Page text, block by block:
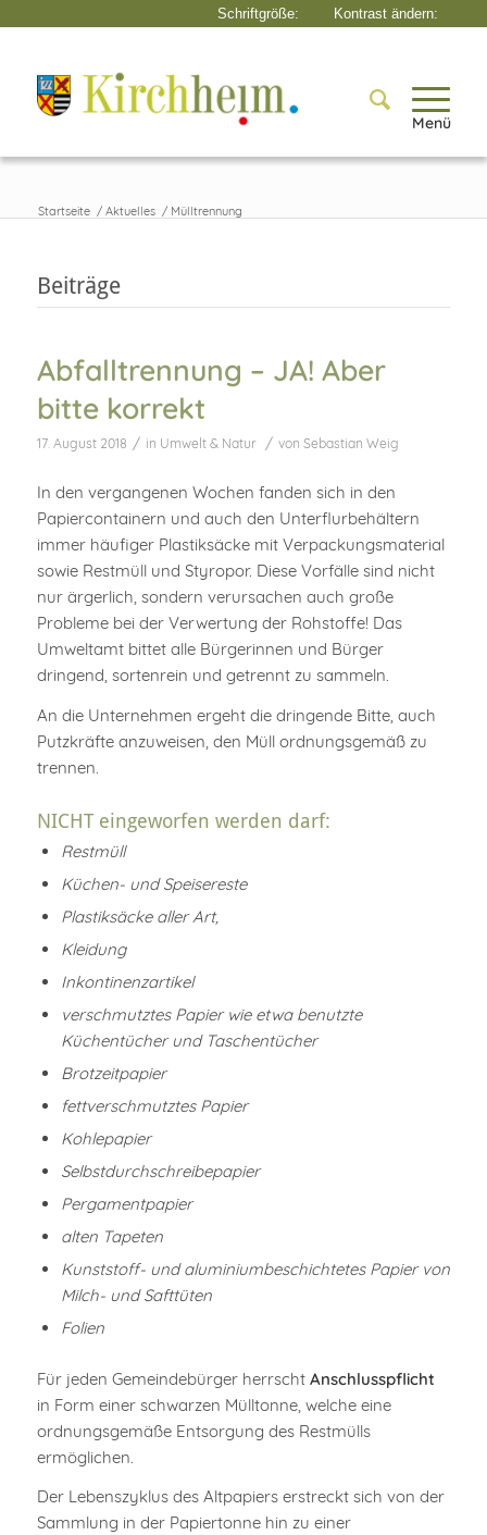
Menü
Startseite / Aktuelles / Mülltrennung
Beiträge
Abfalltrennung – JA! Aber
bitte korrekt
17. August 2018 / in Umwelt & Natur / von Sebastian Weig
In den vergangenen Wochen fanden sich in den
Papiercontainern und auch den Unterflurbehältern
immer häufiger Plastiksäcke mit Verpackungsmaterial
sowie Restmüll und Styropor. Diese Vorfälle sind nicht
nur ärgerlich, sondern verursachen auch große
Probleme bei der Verwertung der Rohstoffe! Das
Umweltamt bittet alle Bürgerinnen und Bürger
dringend, sortenrein und getrennt zu sammeln.
An die Unternehmen ergeht die dringende Bitte, auch
Putzkräfte anzuweisen, den Müll ordnungsgemäß zu
trennen.
NICHT eingeworfen werden darf:
Restmüll
Küchen- und Speisereste
Plastiksäcke aller Art,
Kleidung
Inkontinenzartikel
verschmutztes Papier wie etwa benutzte
Küchentücher und Taschentücher
Brotzeitpapier
fettverschmutztes Papier
Kohlepapier
Selbstdurchschreibepapier
Pergamentpapier
alten Tapeten
Kunststoff- und aluminiumbeschichtetes Papier von
Milch- und Safttüten
Folien
Für jeden Gemeindebürger herrscht Anschlusspflicht
in Form einer schwarzen Mülltonne, welche eine
ordnungsgemäße Entsorgung des Restmülls
ermöglichen.
Der Lebenszyklus des Altpapiers erstreckt sich von der
Sammlung in der Papiertonne hin zu einer